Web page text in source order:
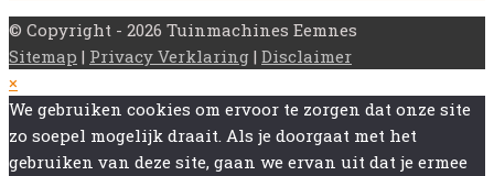
© Copyright - 2026 Tuinmachines Eemnes
Sitemap | Privacy Verklaring | Disclaimer
Back
To
Top
×
We gebruiken cookies om ervoor te zorgen dat onze site
zo soepel mogelijk draait. Als je doorgaat met het
gebruiken van deze site, gaan we ervan uit dat je ermee